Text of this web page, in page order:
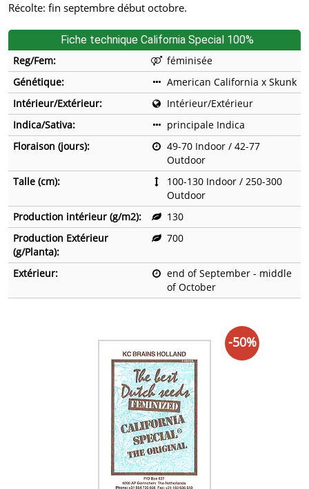
Récolte: fin septembre début octobre.
Fiche technique California Special 100%
Reg/Fem:
féminisée
Génétique:
American California x Skunk
Intérieur/Extérieur:
Intérieur/Extérieur
Indica/Sativa:
principale Indica
Floraison (jours):
49-70 Indoor / 42-77
Outdoor
Talle (cm):
100-130 Indoor / 250-300
Outdoor
Production intérieur (g/m2):
130
Production Extérieur
(g/Planta):
700
Extérieur:
end of September - middle
of October
-50%